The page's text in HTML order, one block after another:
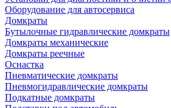
Оборудование для автосервиса
Домкраты
Бутылочные гидравлические домкраты
Домкраты механические
Домкраты реечные
Оснастка
Пневматические домкраты
Пневмогидравлические домкраты
Подкатные домкраты